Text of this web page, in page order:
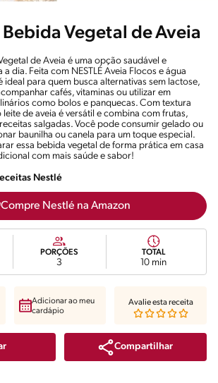
Vegetal de Aveia
de Aveia é uma opção saudável e
dia. Feita com NESTLÉ Aveia Flocos e água
ideal para quem busca alternativas sem lactose,
cafés, vitaminas ou utilizar em
como bolos e panquecas. Com textura
leite de aveia é versátil e combina com frutas,
salgadas. Você pode consumir gelado ou
baunilha ou canela para um toque especial.
essa bebida vegetal de forma prática em casa
com mais saúde e sabor!
Nestlé
Compre Nestlé na Amazon
PORÇÕES
3
TOTAL
10 min
Compartilhar
Adicionar ao meu
cardápio
Avalie esta receita